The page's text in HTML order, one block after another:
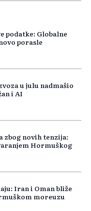
podatke: Globalne
porasle
u julu nadmašio
i AI
zbog novih tenzija:
Hormuškog
Iran i Oman bliže
moreuzu